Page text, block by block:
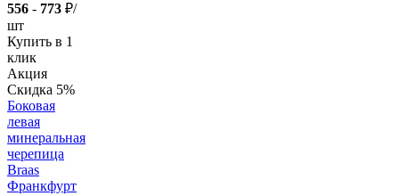
556 - 773 ₽/
шт
Купить в 1
клик
Акция
Скидка 5%
Боковая
левая
минеральная
черепица
Braas
Франкфурт